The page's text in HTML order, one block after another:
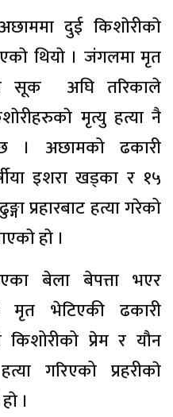
दुई किशाेरीकाे
थियाे । जंगलमा मृत
सूक अघि तरिकाले
मृत्यु हत्या नै
अछामको ढकारी
इशरा खड्का र १५
प्रहारबाट हत्या गरेको
हाे ।
बेला बेपत्ता भएर
मृत भेटिएकी ढकारी
किशोरीको प्रेम र यौन
गरिएको प्रहरीकाे
।